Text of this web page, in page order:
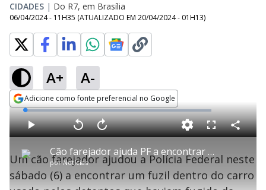
CIDADES | Do R7, em Brasília
06/04/2024 - 11H35 (ATUALIZADO EM 20/04/2024 - 01H13)
A+ A-
Adicione como fonte preferencial no Google
Opens in new window
P Cão farejador ajuda PF a encontrar fuzil em carro usado por foragidos de Mossoró
por Notícias
P V
t
a
r
0
e
A
a
n
1
s
L
o
a
d
e
:
0
%
F
l
s
c
e
n
C
o
a
r
i
l
Um cão farejador ajudou a Polícia Federal neste
sábado (6) a encontrar um fuzil dentro do carro